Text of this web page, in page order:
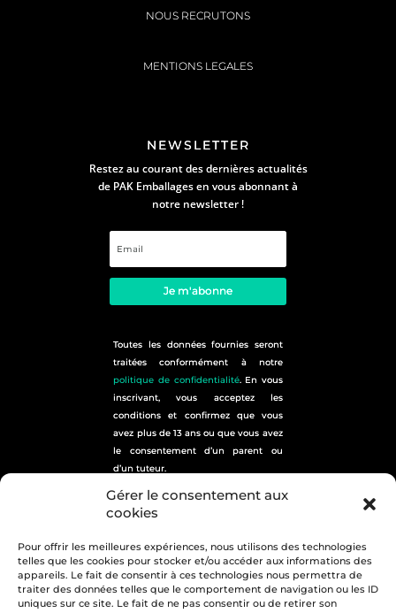
Gérer le consentement aux
cookies
Pour offrir les meilleures expériences, nous utilisons des technologies
telles que les cookies pour stocker et/ou accéder aux informations des
appareils. Le fait de consentir à ces technologies nous permettra de
traiter des données telles que le comportement de navigation ou les ID
uniques sur ce site. Le fait de ne pas consentir ou de retirer son
NOUS RECRUTONS
MENTIONS LEGALES
NEWSLETTER
Restez au courant des dernières actualités
de PAK Emballages en vous abonnant à
notre newsletter !
Je m'abonne
Toutes les données fournies seront
traitées conformément à notre
politique de confidentialité. En vous
inscrivant, vous acceptez les
conditions et confirmez que vous
avez plus de 13 ans ou que vous avez
le consentement d’un parent ou
d’un tuteur.
plan du site